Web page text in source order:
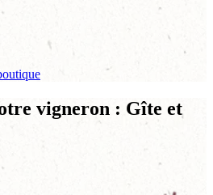
vigneron : Gîte et